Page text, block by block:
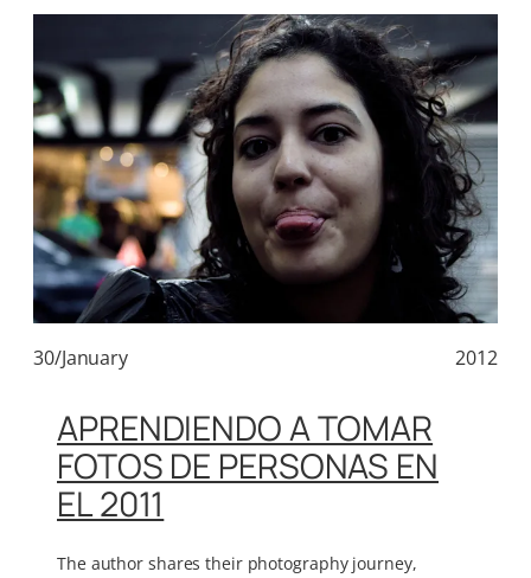
30/January 2012
APRENDIENDO A TOMAR
FOTOS DE PERSONAS EN
EL 2011
The author shares their photography journey,